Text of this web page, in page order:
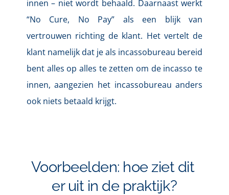
innen – niet wordt behaald. Daarnaast werkt
“No Cure, No Pay” als een blijk van
vertrouwen richting de klant. Het vertelt de
klant namelijk dat je als incassobureau bereid
bent alles op alles te zetten om de incasso te
innen, aangezien het incassobureau anders
ook niets betaald krijgt.
Voorbeelden: hoe ziet dit
er uit in de praktijk?